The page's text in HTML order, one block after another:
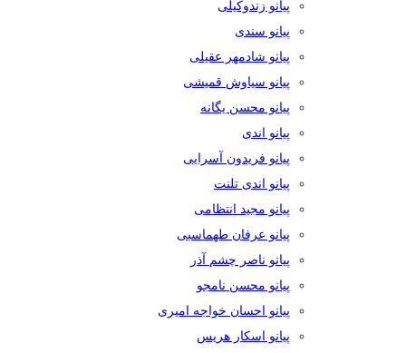
پیانو زندوکیلی
پیانو سندی
پیانو شادمهر عقیلی
پیانو سیاوش قمیشی
پیانو محسن یگانه
پیانو اندی
پیانو فریدون آسرایی
پیانو اندی تلنت
پیانو مجید انتظامی
پیانو عرفان طهماسبی
پیانو ناصر چشم آذر
پیانو محسن نامجو
پیانو احسان خواجه امیری
پیانو اسکار هریس